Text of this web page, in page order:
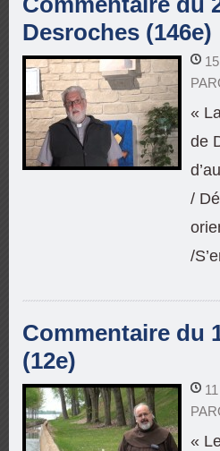
Desroches (146e)
«
de
/
/
Commentaire du
(12e)
«